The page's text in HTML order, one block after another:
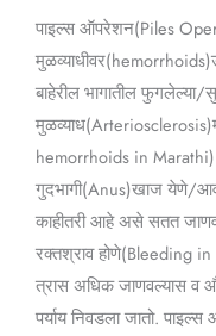
पाइल्स ऑपरेशन(Piles
बाहेरील भागातील फुगलेल्या/
hemorrhoids in
गुदभागी(Anus)खाज येणे/
काहीतरी आहे असे सतत
रक्तश्राव होणे(Bleeding in
त्रास अधिक जाणवल्यास व
पर्याय निवडला जातो.
in
Marathi